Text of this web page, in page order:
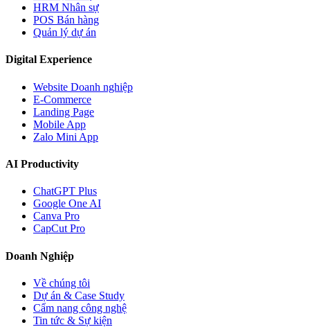
HRM Nhân sự
POS Bán hàng
Quản lý dự án
Digital Experience
Website Doanh nghiệp
E-Commerce
Landing Page
Mobile App
Zalo Mini App
AI Productivity
ChatGPT Plus
Google One AI
Canva Pro
CapCut Pro
Doanh Nghiệp
Về chúng tôi
Dự án & Case Study
Cẩm nang công nghệ
Tin tức & Sự kiện